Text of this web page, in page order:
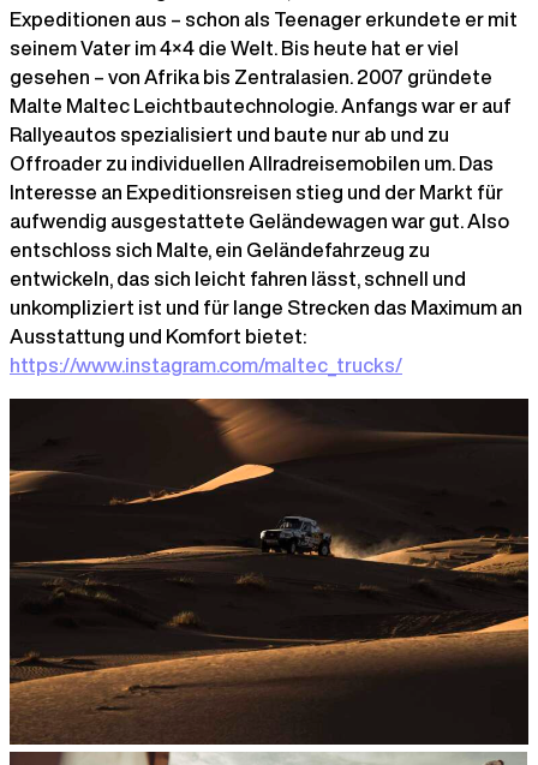
Expeditionen aus – schon als Teenager erkundete er mit
seinem Vater im 4×4 die Welt. Bis heute hat er viel
gesehen – von Afrika bis Zentralasien. 2007 gründete
Malte Maltec Leichtbautechnologie. Anfangs war er auf
Rallyeautos spezialisiert und baute nur ab und zu
Offroader zu individuellen Allradreisemobilen um. Das
Interesse an Expeditionsreisen stieg und der Markt für
aufwendig ausgestattete Geländewagen war gut. Also
entschloss sich Malte, ein Geländefahrzeug zu
entwickeln, das sich leicht fahren lässt, schnell und
unkompliziert ist und für lange Strecken das Maximum an
Ausstattung und Komfort bietet:
https://www.instagram.com/maltec_trucks/